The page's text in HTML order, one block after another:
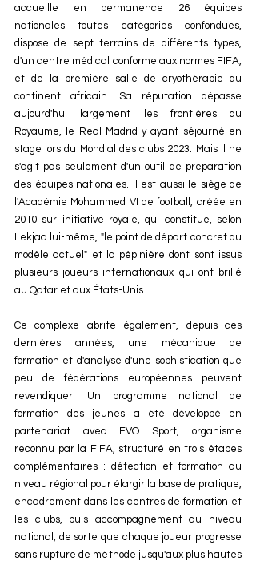
accueille en permanence 26 équipes
nationales toutes catégories confondues,
dispose de sept terrains de différents types,
d'un centre médical conforme aux normes FIFA,
et de la première salle de cryothérapie du
continent africain. Sa réputation dépasse
aujourd'hui largement les frontières du
Royaume, le Real Madrid y ayant séjourné en
stage lors du Mondial des clubs 2023. Mais il ne
s'agit pas seulement d'un outil de préparation
des équipes nationales. Il est aussi le siège de
l'Académie Mohammed VI de football, créée en
2010 sur initiative royale, qui constitue, selon
Lekjaa lui-même, "le point de départ concret du
modèle actuel" et la pépinière dont sont issus
plusieurs joueurs internationaux qui ont brillé
au Qatar et aux États-Unis.
Ce complexe abrite également, depuis ces
dernières années, une mécanique de
formation et d'analyse d'une sophistication que
peu de fédérations européennes peuvent
revendiquer. Un programme national de
formation des jeunes a été développé en
partenariat avec EVO Sport, organisme
reconnu par la FIFA, structuré en trois étapes
complémentaires : détection et formation au
niveau régional pour élargir la base de pratique,
encadrement dans les centres de formation et
les clubs, puis accompagnement au niveau
national, de sorte que chaque joueur progresse
sans rupture de méthode jusqu'aux plus hautes